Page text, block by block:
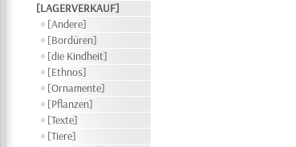
[LAGERVERKAUF]
[Andere]
[Bordüren]
[die Kindheit]
[Ethnos]
[Ornamente]
[Pflanzen]
[Texte]
[Tiere]